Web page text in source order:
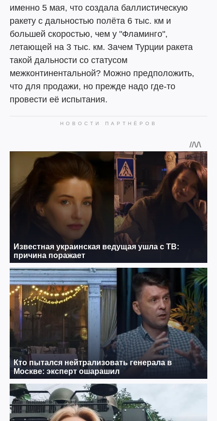
именно 5 мая, что создала баллистическую
ракету с дальностью полёта 6 тыс. км и
большей скоростью, чем у "Фламинго",
летающей на 3 тыс. км. Зачем Турции ракета
такой дальности со статусом
межконтинентальной? Можно предположить,
что для продажи, но прежде надо где-то
провести её испытания.